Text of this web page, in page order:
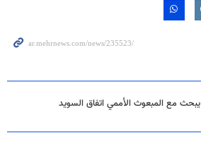
مع المبعوث الأممي اتفاق السويد